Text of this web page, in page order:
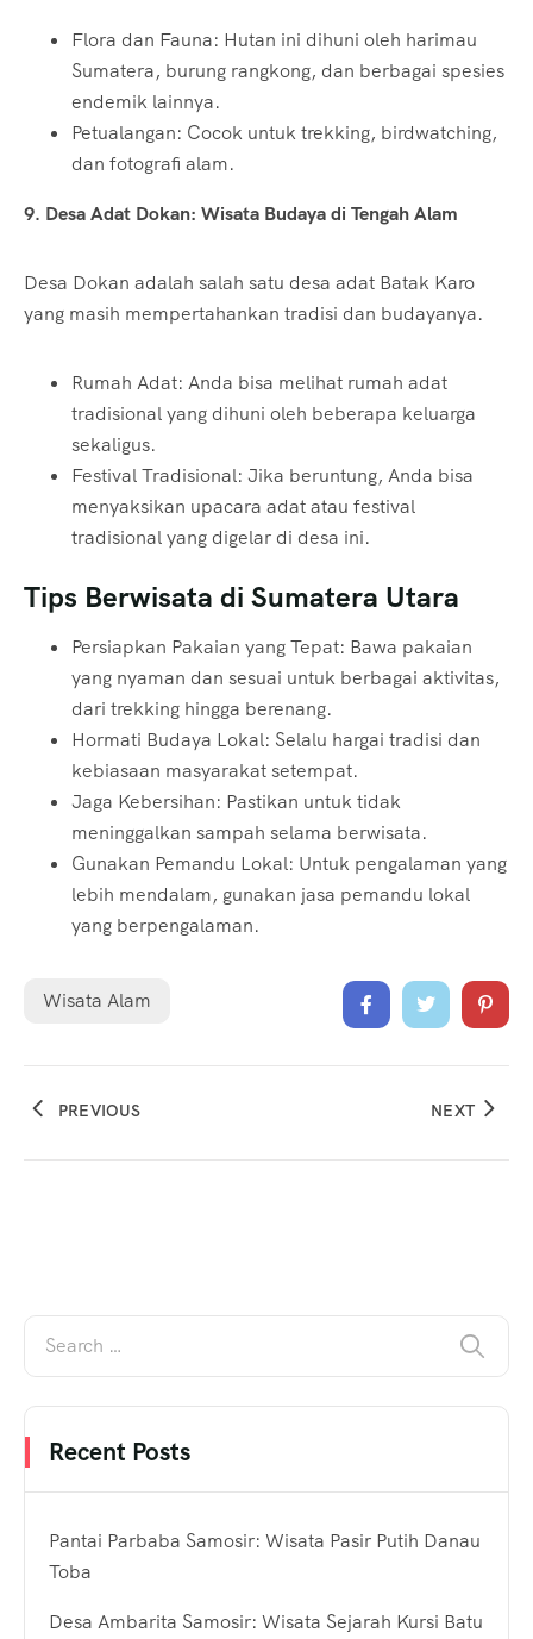
Flora dan Fauna: Hutan ini dihuni oleh harimau
Sumatera, burung rangkong, dan berbagai spesies
endemik lainnya.
Petualangan: Cocok untuk trekking, birdwatching,
dan fotografi alam.
9. Desa Adat Dokan: Wisata Budaya di Tengah Alam
Desa Dokan adalah salah satu desa adat Batak Karo
yang masih mempertahankan tradisi dan budayanya.
Rumah Adat: Anda bisa melihat rumah adat
tradisional yang dihuni oleh beberapa keluarga
sekaligus.
Festival Tradisional: Jika beruntung, Anda bisa
menyaksikan upacara adat atau festival
tradisional yang digelar di desa ini.
Tips Berwisata di Sumatera Utara
Persiapkan Pakaian yang Tepat: Bawa pakaian
yang nyaman dan sesuai untuk berbagai aktivitas,
dari trekking hingga berenang.
Hormati Budaya Lokal: Selalu hargai tradisi dan
kebiasaan masyarakat setempat.
Jaga Kebersihan: Pastikan untuk tidak
meninggalkan sampah selama berwisata.
Gunakan Pemandu Lokal: Untuk pengalaman yang
lebih mendalam, gunakan jasa pemandu lokal
yang berpengalaman.
Wisata Alam
PREVIOUS NEXT
Recent Posts
Pantai Parbaba Samosir: Wisata Pasir Putih Danau
Toba
Desa Ambarita Samosir: Wisata Sejarah Kursi Batu